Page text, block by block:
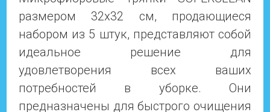
размером 32x32 см, продающиеся
набором из 5 штук, представляют собой
идеальное решение для
удовлетворения всех ваших
потребностей в уборке. Они
предназначены для быстрого очищения